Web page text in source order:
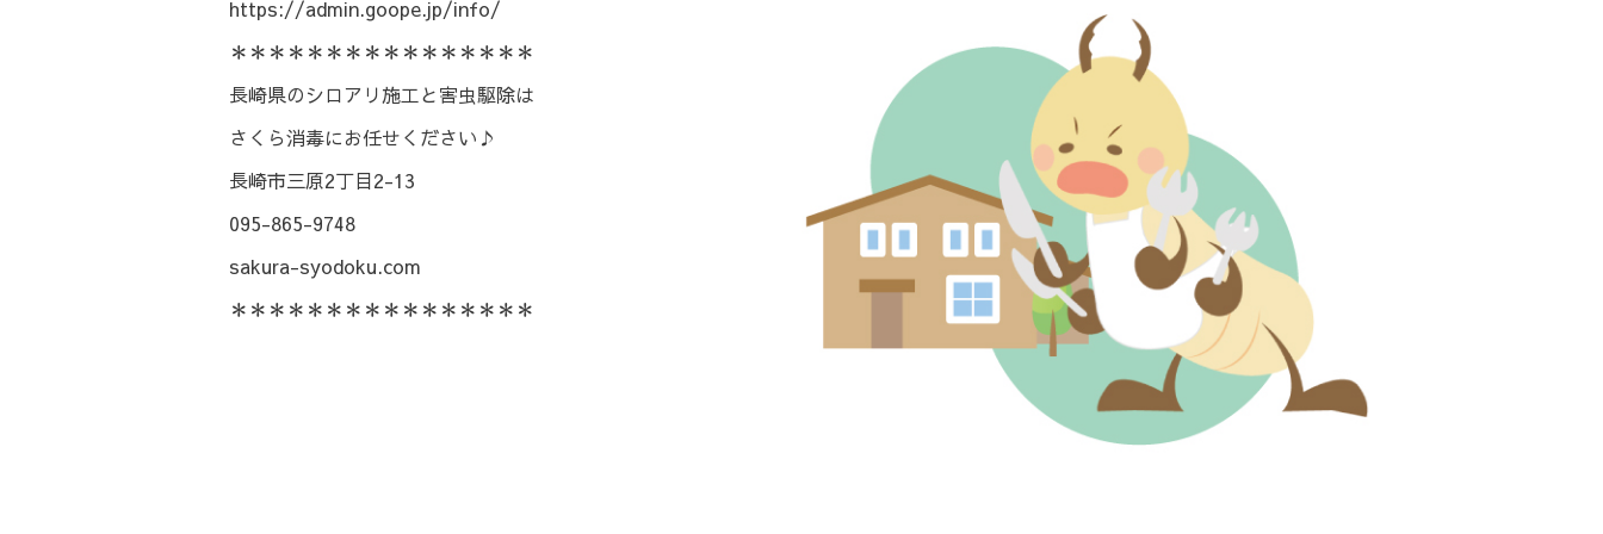
https://admin.goope.jp/info/
＊＊＊＊＊＊＊＊＊＊＊＊＊＊＊＊
長崎県のシロアリ施工と害虫駆除は
さくら消毒にお任せください♪
長崎市三原2丁目2-13
095-865-9748
sakura-syodoku.com
＊＊＊＊＊＊＊＊＊＊＊＊＊＊＊＊